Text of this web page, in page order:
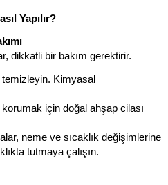
Yapılır?
dikkatli bir bakım gerektirir.
Kimyasal
korumak için doğal ahşap cilası
neme ve sıcaklık değişimlerine
tutmaya çalışın.